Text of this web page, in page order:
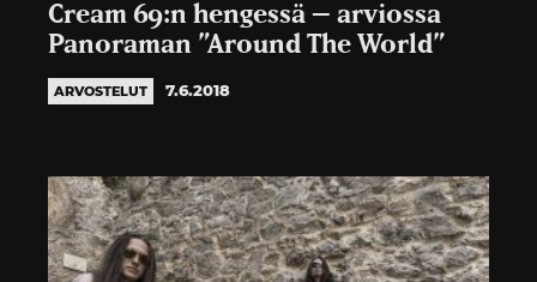
Cream 69:n hengessä – arviossa
Panoraman ”Around The World”
ARVOSTELUT 7.6.2018